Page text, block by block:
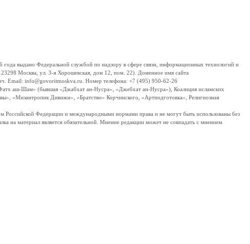
выдано Федеральной службой по надзору в сфере связи, информационных технологий и
Москва, ул. 3-я Хорошевская, дом 12, пом. 22). Доменное имя сайта
Email: info@govoritmoskva.ru. Номер телефона: +7 (495) 950-62-26
аш-Шам» (бывшая «Джабхат ан-Нусра», «Джебхат ан-Нусра»), Коалиция исламских
«Мизантропик Дивижн», «Братство» Корчинского, «Артподготовка», Религиозная
Российской Федерации и международными нормами права и не могут быть использованы без
на материал является обязательной. Мнение редакции может не совпадать с мнением